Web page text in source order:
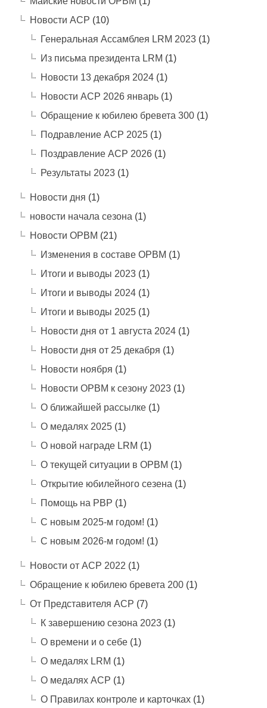
Новости АСР (10)
Генеральная Ассамблея LRM 2023(1)
Из письма президента LRM (1)
Новости 13 декабря 2024(1)
Новости АСР 2026 январь(1)
Обращение к юбилею бревета 300(1)
Подравление АСР 2025(1)
Поздравление АСР 2026(1)
Результаты 2023(1)
Новости дня (1)
новости начала сезона (1)
Новости ОРВМ (21)
Изменения в составе ОРВМ (1)
Итоги и выводы 2023(1)
Итоги и выводы 2024(1)
Итоги и выводы 2025(1)
Новости дня от 1 августа 2024(1)
Новости дня от 25 декабря (1)
Новости ноября (1)
Новости ОРВМ к сезону 2023(1)
О ближайшей рассылке(1)
О медалях 2025(1)
О новой награде LRM (1)
О текущей ситуации в ОРВМ (1)
Открытие юбилейного сезена (1)
Помощь на РВР (1)
С новым 2025-м годом! (1)
С новым 2026-м годом! (1)
Новости от АСР 2022 (1)
Обращение к юбилею бревета 200(1)
От Представителя АСР (7)
К завершению сезона 2023(1)
О времени и о себе(1)
О медалях LRM (1)
О медалях АСР (1)
О Правилах контроле и карточках(1)